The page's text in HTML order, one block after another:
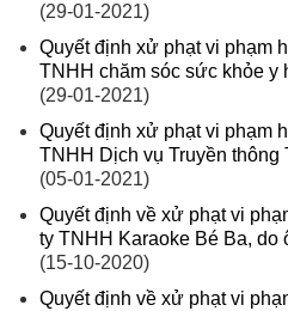
(29-01-2021)
Quyết định xử phạt vi phạm
TNHH chăm sóc sức khỏe y
(29-01-2021)
Quyết định xử phạt vi phạm
TNHH Dịch vụ Truyền thông
(05-01-2021)
Quyết định về xử phạt vi
ty TNHH Karaoke Bé Ba, do
(15-10-2020)
Quyết định về xử phạt vi